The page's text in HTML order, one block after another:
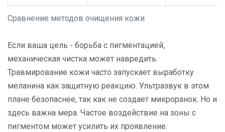
Сравнение методов очищения кожи
Если ваша цель - борьба с пигментацией,
механическая чистка может навредить.
Травмирование кожи часто запускает выработку
меланина как защитную реакцию. Ультразвук в этом
плане безопаснее, так как не создает микроранок. Но и
здесь важна мера. Частое воздействие на зоны с
пигментом может усилить их проявление.